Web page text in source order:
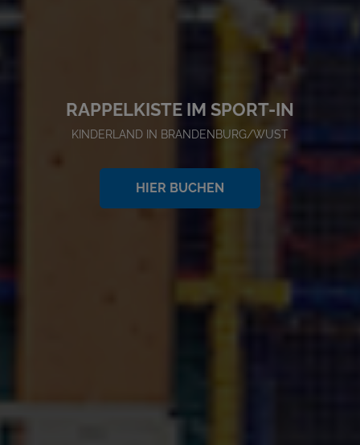
RAPPELKISTE IM SPORT-IN
KINDERLAND IN BRANDENBURG/WUST
HIER BUCHEN